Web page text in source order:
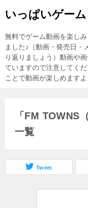
いっぱいゲー
無料でゲーム動画を楽し
ました♪（動画・発売日
り返りましょう）動画や
ていますので注意してく
ことで動画が楽しめます
「FM TOWNS
一覧
Tweet